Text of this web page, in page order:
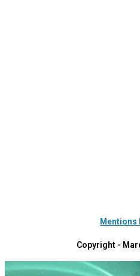
Mentions
Copyright -